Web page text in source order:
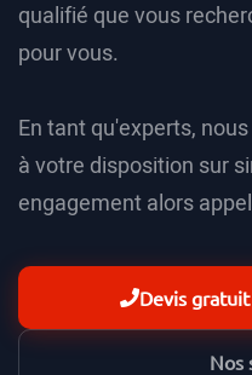
qualifié que vous
pour vous.
En tant qu'experts,
à votre disposition sur
engagement alors
Devis
Nos